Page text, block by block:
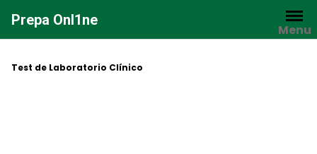
contenido
Prepa Onl1ne
Menu
Test de Laboratorio Clínico